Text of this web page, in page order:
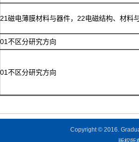
21磁电薄膜材料与器件，22电磁结构、材料
01不区分研究方向
01不区分研究方向
Copyright © 2016.